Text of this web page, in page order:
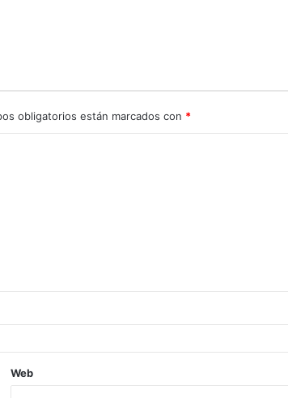
obligatorios están marcados con *
Web